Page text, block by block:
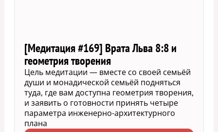
[Медитация #169] Врата Льва 8:8 и
геометрия творения
Цель медитации — вместе со своей семьёй
души и монадической семьёй подняться
туда, где вам доступна геометрия творения,
и заявить о готовности принять четыре
параметра инженерно-архитектурного
плана